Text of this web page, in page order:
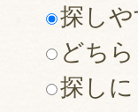
探し
どち
探し